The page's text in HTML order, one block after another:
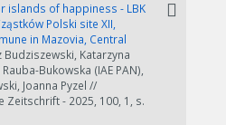
islands of happiness - LBK
Polski site XII,
in Mazovia, Central
Budziszewski, Katarzyna
Bukowska (IAE PAN),
Joanna Pyzel //
Zeitschrift - 2025, 100, 1, s.